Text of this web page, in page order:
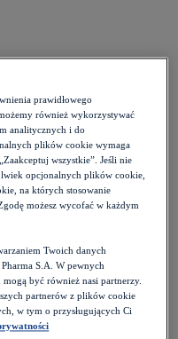
prawidłowego
również wykorzystywać
analitycznych i do
plików cookie wymaga
wszystkie”. Jeśli nie
opcjonalnych plików cookie,
na których stosowanie
możesz wycofać w każdym
Twoich danych
S.A. W pewnych
być również nasi partnerzy.
partnerów z plików cookie
w tym o przysługujących Ci